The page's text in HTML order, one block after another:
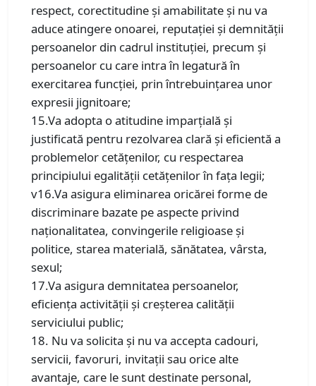
respect, corectitudine şi amabilitate şi nu va
aduce atingere onoarei, reputaţiei şi demnităţii
persoanelor din cadrul instituţiei, precum şi
persoanelor cu care intra în legatură în
exercitarea funcţiei, prin întrebuinţarea unor
expresii jignitoare;
15.Va adopta o atitudine imparţială şi
justificată pentru rezolvarea clară şi eficientă a
problemelor cetăţenilor, cu respectarea
principiului egalităţii cetăţenilor în faţa legii;
v16.Va asigura eliminarea oricărei forme de
discriminare bazate pe aspecte privind
naţionalitatea, convingerile religioase şi
politice, starea materială, sănătatea, vârsta,
sexul;
17.Va asigura demnitatea persoanelor,
eficienţa activităţii şi creşterea calităţii
serviciului public;
18. Nu va solicita şi nu va accepta cadouri,
servicii, favoruri, invitaţii sau orice alte
avantaje, care le sunt destinate personal,